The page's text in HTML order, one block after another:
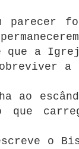
parecer
que a
a
ao
que
o